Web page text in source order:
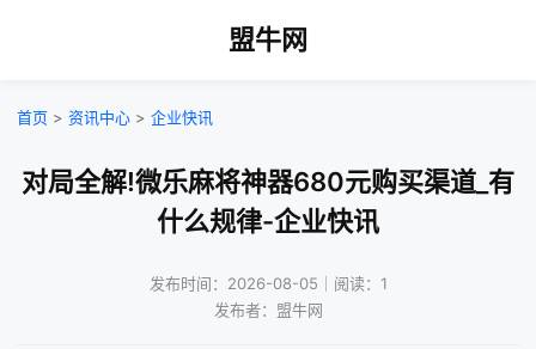
盟牛网
首页 > 资讯中心 > 企业快讯
对局全解!微乐麻将神器680元购买渠道_有
什么规律-企业快讯
发布时间：2026-08-05｜阅读：1
发布者：盟牛网